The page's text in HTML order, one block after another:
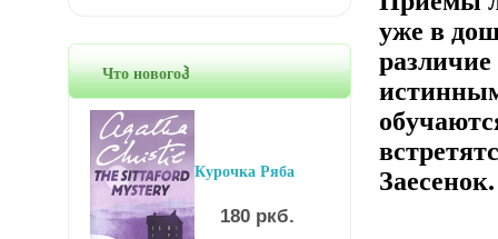
Что новогоჰ
Курочка Ряба
180 ркб.
уже в
Заесенок.